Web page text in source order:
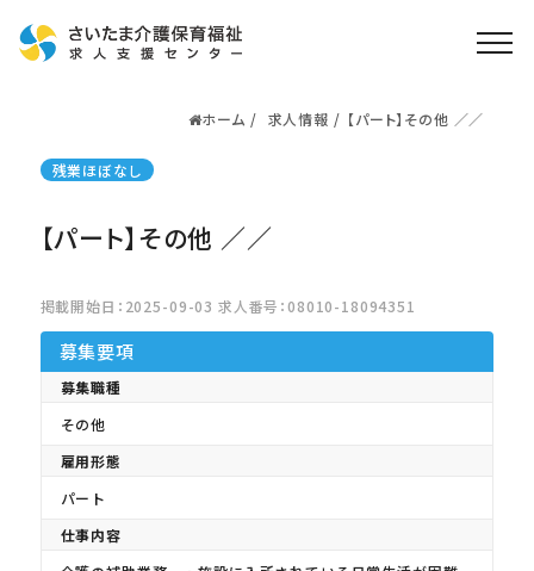
求人検索
資格取得なら
さいたま介護アカデミー
お役立ち情報
ご利用の流れ
よくある質問
プライバシーポリシー
ホーム 求人情報 【パート】その他 ／／
残業ほぼなし
【パート】その他 ／／
掲載開始日：2025-09-03 求人番号：08010-18094351
募集要項
募集職種
その他
雇用形態
パート
仕事内容